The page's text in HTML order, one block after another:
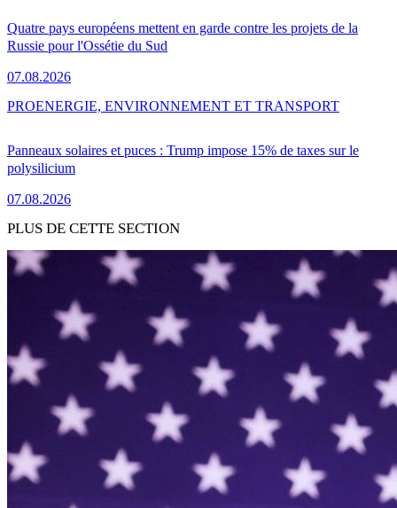
Quatre pays européens mettent en garde contre les projets de la
Russie pour l'Ossétie du Sud
07.08.2026
Panneaux solaires et puces : Trump impose 15% de taxes sur le
polysilicium
07.08.2026
PROENERGIE, ENVIRONNEMENT ET TRANSPORT
PLUS DE CETTE SECTION